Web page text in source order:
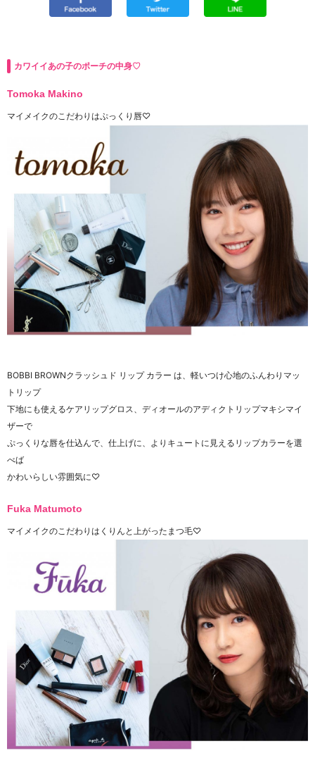
カワイイあの子のポーチの中身♡
Tomoka Makino
マイメイクのこだわりはぷっくり唇♡
BOBBI BROWNクラッシュド リップ カラー は、軽いつけ心地のふんわりマッ
トリップ
下地にも使えるケアリップグロス、ディオールのアディクトリップマキシマイ
ザーで
ぷっくりな唇を仕込んで、仕上げに、よりキュートに見えるリップカラーを選
べば
かわいらしい雰囲気に♡
Fuka Matumoto
マイメイクのこだわりはくりんと上がったまつ毛♡